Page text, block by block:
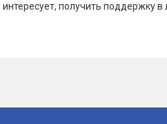
получить поддержку